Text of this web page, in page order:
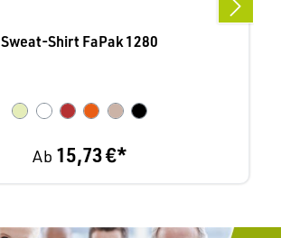
Sweat-Shirt FaPak 1280
Ab 15,73 €*